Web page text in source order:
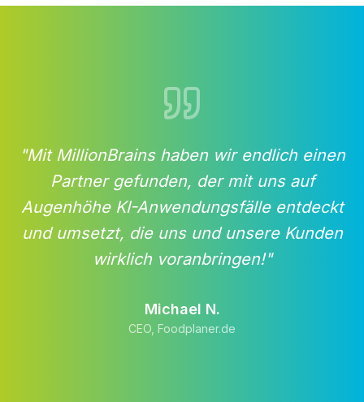
"Mit MillionBrains haben wir endlich einen
Partner gefunden, der mit uns auf
Augenhöhe KI-Anwendungsfälle entdeckt
und umsetzt, die uns und unsere Kunden
wirklich voranbringen!"
Michael N.
CEO, Foodplaner.de